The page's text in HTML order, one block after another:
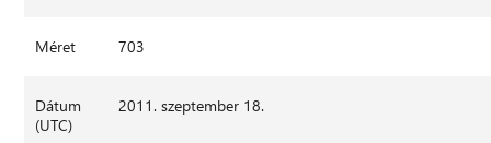
Méret 703
Dátum
(UTC)
2011. szeptember 18.